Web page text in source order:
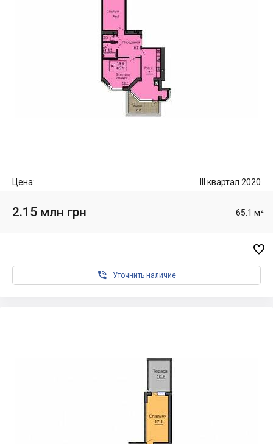
Цена: III квартал 2020
2.15 млн грн 65.1 м²

 Уточнить наличие